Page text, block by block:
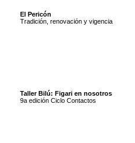
El Pericón
Tradición, renovación y vigencia
Taller Bilú: Figari en nosotros
9a edición Ciclo Contactos